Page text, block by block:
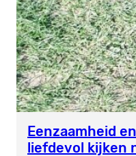
Eenzaamheid
liefdevol kijken